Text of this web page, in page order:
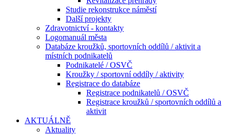
Studie rekonstrukce náměstí
Další projekty
Zdravotnictví - kontakty
Logomanuál města
Databáze kroužků, sportovních oddílů / aktivit a
místních podnikatelů
Podnikatelé / OSVČ
Kroužky / sportovní oddíly / aktivity
Registrace do databáze
Registrace podnikatelů / OSVČ
Registrace kroužků / sportovních oddílů a
aktivit
AKTUÁLNĚ
Aktuality